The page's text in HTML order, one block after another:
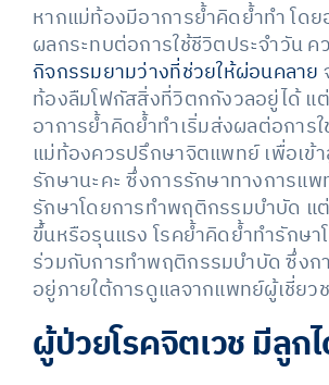
หากแม่ท้องมีอาการย้ำคิดย้ำทำ โดย
ผลกระทบต่อการใช้ชีวิตประจำวัน ค
กิจกรรมยามว่างที่ช่วยให้ผ่อนคลาย
ท้องลืมโฟกัสสิ่งที่วิตกกังวลอยู่ได้ แ
อาการย้ำคิดย้ำทำเริ่มส่งผลต่อการ
แม่ท้องควรปรึกษาจิตแพทย์ เพื่อเข้
รักษานะคะ ซึ่งการรักษาทางการแพ
รักษาโดยการทำพฤติกรรมบำบัด แ
ขึ้นหรือรุนแรง โรคย้ำคิดย้ำทํารักษา
ร่วมกับการทำพฤติกรรมบำบัด ซึ่งก
อยู่ภายใต้การดูแลจากแพทย์ผู้เชี่ยว
ผู้ป่วยโรคจิตเวช มีลูก